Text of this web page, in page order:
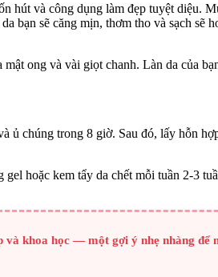
và công dụng làm đẹp tuyệt diệu.
sẽ căng mịn, thơm tho và sạch sẽ
ong và vài giọt chanh. Làn da của
ủ chúng trong 8 giờ. Sau đó, lấy hỗn
hoặc kem tẩy da chết mỗi tuần 2-3
khoa học — một gợi ý nhẹ nhàng để